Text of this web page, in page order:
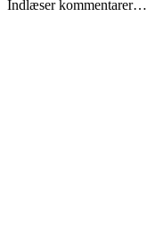
Indlæser kommentarer…